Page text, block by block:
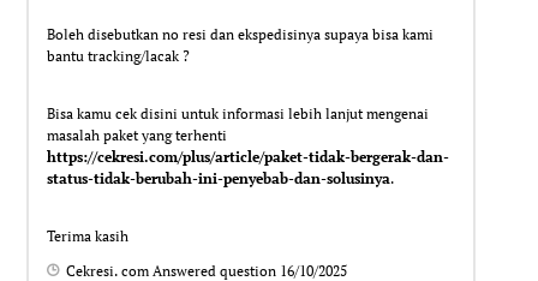
Boleh disebutkan no resi dan ekspedisinya supaya bisa kami
bantu tracking/lacak ?
Bisa kamu cek disini untuk informasi lebih lanjut mengenai
masalah paket yang terhenti
https://cekresi.com/plus/article/paket-tidak-bergerak-dan-
status-tidak-berubah-ini-penyebab-dan-solusinya.
Terima kasih
Cekresi. com Answered question 16/10/2025